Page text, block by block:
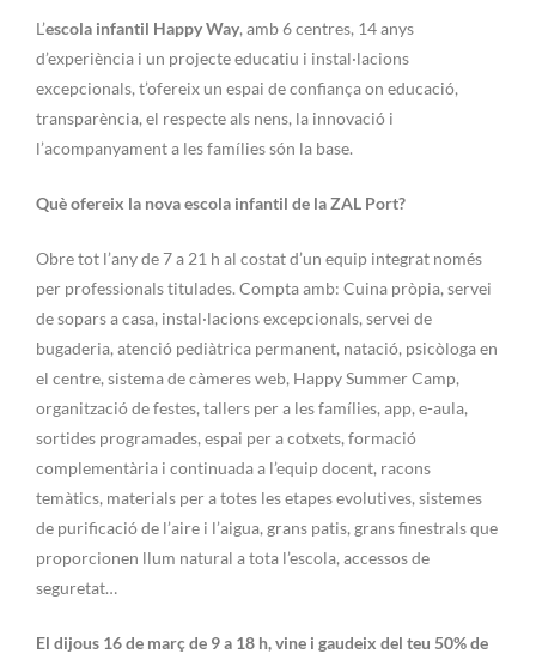
L’escola infantil Happy Way, amb 6 centres, 14 anys
d’experiència i un projecte educatiu i instal·lacions
excepcionals, t’ofereix un espai de confiança on educació,
transparència, el respecte als nens, la innovació i
l’acompanyament a les famílies són la base.
Què ofereix la nova escola infantil de la ZAL Port?
Obre tot l’any de 7 a 21 h al costat d’un equip integrat només
per professionals titulades. Compta amb: Cuina pròpia, servei
de sopars a casa, instal·lacions excepcionals, servei de
bugaderia, atenció pediàtrica permanent, natació, psicòloga en
el centre, sistema de càmeres web, Happy Summer Camp,
organització de festes, tallers per a les famílies, app, e-aula,
sortides programades, espai per a cotxets, formació
complementària i continuada a l’equip docent, racons
temàtics, materials per a totes les etapes evolutives, sistemes
de purificació de l’aire i l’aigua, grans patis, grans finestrals que
proporcionen llum natural a tota l’escola, accessos de
seguretat…
El dijous 16 de març de 9 a 18 h, vine i gaudeix del teu 50% de